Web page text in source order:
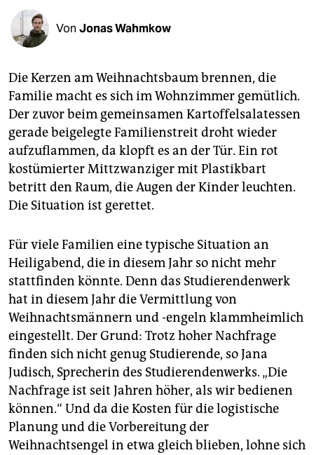
fragen & hilfe
abo
genossenschaft
epaper login
Von Jonas Wahmkow
Die Kerzen am Weihnachtsbaum brennen, die
Familie macht es sich im Wohnzimmer gemütlich.
Der zuvor beim gemeinsamen Kartoffelsalatessen
gerade beigelegte Familienstreit droht wieder
aufzuflammen, da klopft es an der Tür. Ein rot
kostümierter Mittzwanziger mit Plastikbart
betritt den Raum, die Augen der Kinder leuchten.
Die Situation ist gerettet.
Für viele Familien eine typische Situation an
Heiligabend, die in diesem Jahr so nicht mehr
stattfinden könnte. Denn das Studierendenwerk
hat in diesem Jahr die Vermittlung von
Weihnachtsmännern und -engeln klammheimlich
eingestellt. Der Grund: Trotz hoher Nachfrage
finden sich nicht genug Studierende, so Jana
Judisch, Sprecherin des Studierendenwerks. „Die
Nachfrage ist seit Jahren höher, als wir bedienen
können.“ Und da die Kosten für die logistische
Planung und die Vorbereitung der
Weihnachtsengel in etwa gleich blieben, lohne sich